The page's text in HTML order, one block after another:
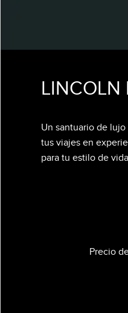
LINCOLN
Un santuario de
tus viajes en
para tu estilo de
Precio